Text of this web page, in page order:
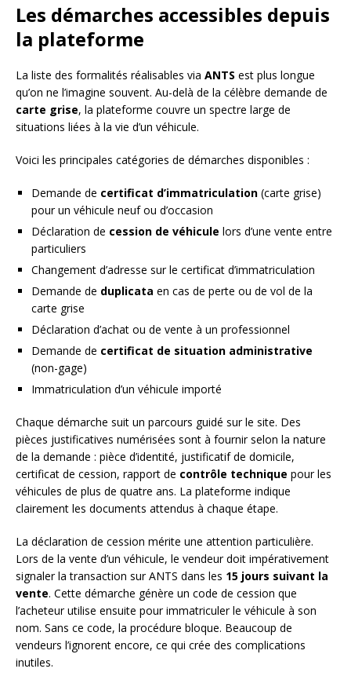
Les démarches accessibles depuis
la plateforme
La liste des formalités réalisables via ANTS est plus longue
qu’on ne l’imagine souvent. Au-delà de la célèbre demande de
carte grise, la plateforme couvre un spectre large de
situations liées à la vie d’un véhicule.
Voici les principales catégories de démarches disponibles :
Demande de certificat d’immatriculation (carte grise)
pour un véhicule neuf ou d’occasion
Déclaration de cession de véhicule lors d’une vente entre
particuliers
Changement d’adresse sur le certificat d’immatriculation
Demande de duplicata en cas de perte ou de vol de la
carte grise
Déclaration d’achat ou de vente à un professionnel
Demande de certificat de situation administrative
(non-gage)
Immatriculation d’un véhicule importé
Chaque démarche suit un parcours guidé sur le site. Des
pièces justificatives numérisées sont à fournir selon la nature
de la demande : pièce d’identité, justificatif de domicile,
certificat de cession, rapport de contrôle technique pour les
véhicules de plus de quatre ans. La plateforme indique
clairement les documents attendus à chaque étape.
La déclaration de cession mérite une attention particulière.
Lors de la vente d’un véhicule, le vendeur doit impérativement
signaler la transaction sur ANTS dans les 15 jours suivant la
vente. Cette démarche génère un code de cession que
l’acheteur utilise ensuite pour immatriculer le véhicule à son
nom. Sans ce code, la procédure bloque. Beaucoup de
vendeurs l’ignorent encore, ce qui crée des complications
inutiles.